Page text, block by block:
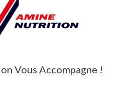
Vous Accompagne !